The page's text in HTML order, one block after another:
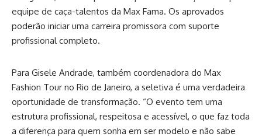
equipe de caça-talentos da Max Fama. Os aprovados
poderão iniciar uma carreira promissora com suporte
profissional completo.
Para Gisele Andrade, também coordenadora do Max
Fashion Tour no Rio de Janeiro, a seletiva é uma verdadeira
oportunidade de transformação. “O evento tem uma
estrutura profissional, respeitosa e acessível, o que faz toda
a diferença para quem sonha em ser modelo e não sabe